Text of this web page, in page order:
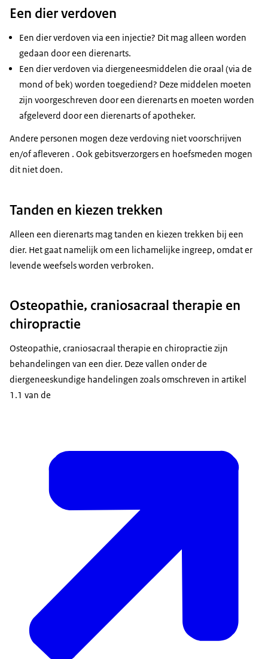
Een dier verdoven
Een dier verdoven via een injectie? Dit mag alleen worden
gedaan door een dierenarts.
Een dier verdoven via diergeneesmiddelen die oraal (via de
mond of bek) worden toegediend? Deze middelen moeten
zijn voorgeschreven door een dierenarts en moeten worden
afgeleverd door een dierenarts of apotheker.
Andere personen mogen deze verdoving niet voorschrijven
en/of afleveren . Ook gebitsverzorgers en hoefsmeden mogen
dit niet doen.
Tanden en kiezen trekken
Alleen een dierenarts mag tanden en kiezen trekken bij een
dier. Het gaat namelijk om een lichamelijke ingreep, omdat er
levende weefsels worden verbroken.
Osteopathie, craniosacraal therapie en
chiropractie
Osteopathie, craniosacraal therapie en chiropractie zijn
behandelingen van een dier. Deze vallen onder de
diergeneeskundige handelingen zoals omschreven in artikel
1.1 van de